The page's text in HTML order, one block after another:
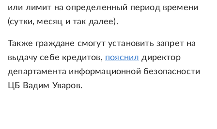
или лимит на определенный период времени
(сутки, месяц и так далее).
Также граждане смогут установить запрет на
выдачу себе кредитов, пояснил директор
департамента информационной безопасности
ЦБ Вадим Уваров.